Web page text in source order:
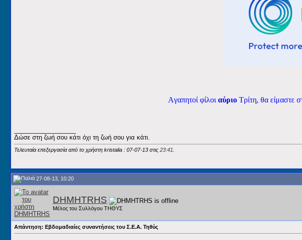
Aγαπητοί φίλοι αύριο Τρίτη, θα είμαστε
Δώσε στη ζωή σου κάτι όχι τη ζωή σου για κάτι.
Τελευταία επεξεργασία από το χρήστη kristalia : 07-07-13 στις 23:41
27-08-13, 10:20
DHMHTRHS
Μέλος του Συλλόγου ΤΗΘΥΣ
Απάντηση: Εβδομαδιαίες συναντήσεις του Σ.Ε.Α. Τηθύς